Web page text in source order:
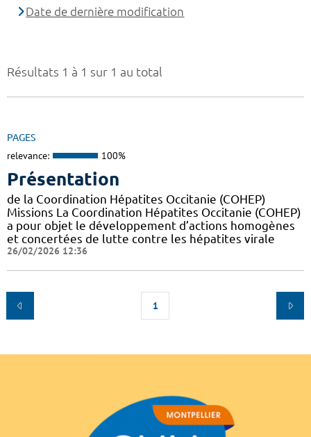
Résultats 1 à 1 sur 1 au total
PAGES
relevance: 100%
Présentation
de la Coordination Hépatites Occitanie (COHEP)
Missions La Coordination Hépatites Occitanie (COHEP)
a pour objet le développement d’actions homogènes
et concertées de lutte contre les hépatites virale
26/02/2026 12:36
1
Date de dernière modification